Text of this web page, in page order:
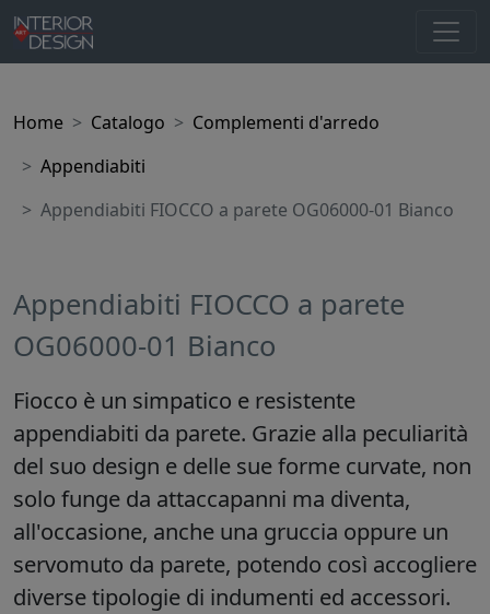
Home Catalogo
Complementi d'arredo
Appendiabiti
Appendiabiti FIOCCO a parete OG06000-01 Bianco
Appendiabiti FIOCCO a parete
OG06000-01 Bianco
Fiocco è un simpatico e resistente
appendiabiti da parete. Grazie alla peculiarità
del suo design e delle sue forme curvate, non
solo funge da attaccapanni ma diventa,
all'occasione, anche una gruccia oppure un
servomuto da parete, potendo così accogliere
diverse tipologie di indumenti ed accessori.